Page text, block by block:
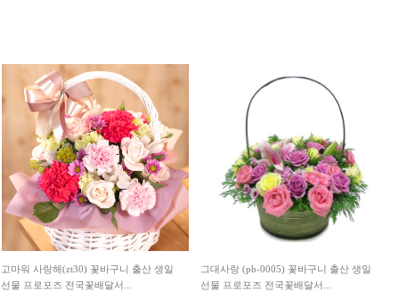
고마워 사랑해(zt30) 꽃바구니 출산 생일
선물 프로포즈 전국꽃배달서...
그대사랑 (pb-0005) 꽃바구니 출산 생일
선물 프로포즈 전국꽃배달서...